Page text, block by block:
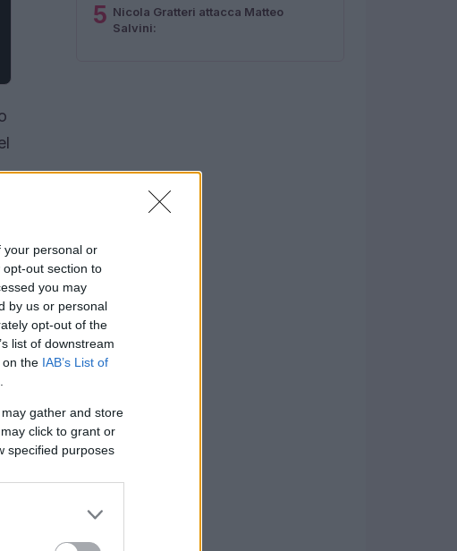
your personal or
out section to
you may
by us or personal
opt-out of the
list of downstream
on the IAB’s List of
gather and store
click to grant or
specified purposes
5 Nicola Gratteri attacca Matteo
Salvini: